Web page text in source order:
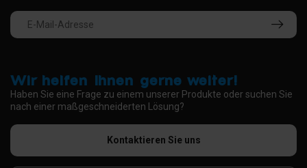
Wir helfen Ihnen gerne weiter!
Haben Sie eine Frage zu einem unserer Produkte oder suchen Sie
nach einer maßgeschneiderten Lösung?
Kontaktieren Sie uns